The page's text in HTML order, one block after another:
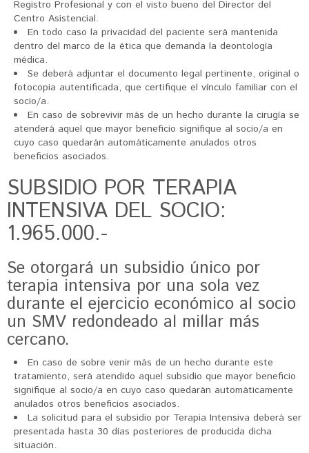
Registro Profesional y con el visto bueno del Director del
Centro Asistencial.
En todo caso la privacidad del paciente será mantenida
dentro del marco de la ética que demanda la deontología
médica.
Se deberá adjuntar el documento legal pertinente, original o
fotocopia autentificada, que certifique el vínculo familiar con el
socio/a.
En caso de sobrevivir más de un hecho durante la cirugía se
atenderá aquel que mayor beneficio signifique al socio/a en
cuyo caso quedarán automáticamente anulados otros
beneficios asociados.
SUBSIDIO POR TERAPIA
INTENSIVA DEL SOCIO:
1.965.000.-
Se otorgará un subsidio único por
terapia intensiva por una sola vez
durante el ejercicio económico al socio
un SMV redondeado al millar más
cercano.
En caso de sobre venir más de un hecho durante este
tratamiento, será atendido aquel subsidio que mayor beneficio
signifique al socio/a en cuyo caso quedarán automáticamente
anulados otros beneficios asociados.
La solicitud para el subsidio por Terapia Intensiva deberá ser
presentada hasta 30 días posteriores de producida dicha
situación.